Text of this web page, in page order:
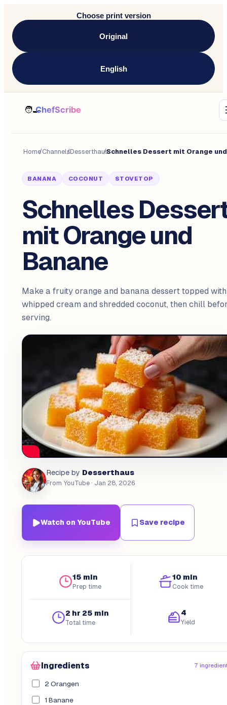
Choose print version
Original
English
Home/Channels
/Desserthaus
/
BANANA COCONUT STOVETOP
Schnelles
mit Orange und
Banane
Make a fruity orange and banana dessert topped with
whipped cream and shredded coconut, then chill
serving.
Recipe by Desserthaus
From YouTube· Jan 28, 2026
Watch on YouTube Save recipe
15 min
Prep time
10 min
Cook time
2 hr 25 min
Total time
4
Yield
Ingredients 7
2 Orangen
1 Banane